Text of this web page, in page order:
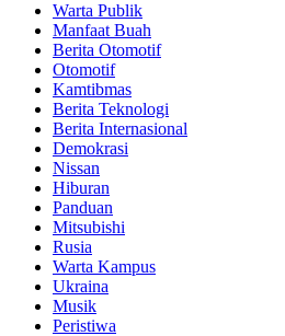
Warta Publik
Manfaat Buah
Berita Otomotif
Otomotif
Kamtibmas
Berita Teknologi
Berita Internasional
Demokrasi
Nissan
Hiburan
Panduan
Mitsubishi
Rusia
Warta Kampus
Ukraina
Musik
Peristiwa